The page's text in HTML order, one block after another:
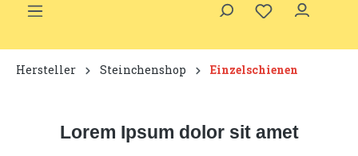
Hersteller Steinchenshop Einzelschienen
Lorem Ipsum dolor sit amet